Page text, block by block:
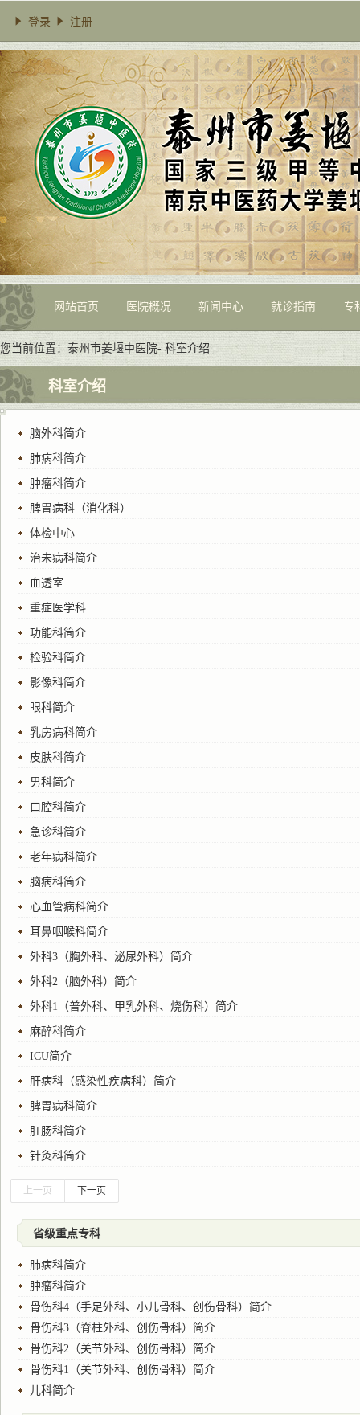
登录 注册
网站首页 医院概况 新闻中心 就诊指南 专
您当前位置： 泰州市姜堰中医院- 科室介绍
科室介绍
脑外科简介
肺病科简介
肿瘤科简介
脾胃病科（消化科）
体检中心
治未病科简介
血透室
重症医学科
功能科简介
检验科简介
影像科简介
眼科简介
乳房病科简介
皮肤科简介
男科简介
口腔科简介
急诊科简介
老年病科简介
脑病科简介
心血管病科简介
耳鼻咽喉科简介
外科3（胸外科、泌尿外科）简介
外科2（脑外科）简介
外科1（普外科、甲乳外科、烧伤科）简介
麻醉科简介
ICU简介
肝病科（感染性疾病科）简介
脾胃病科简介
肛肠科简介
针灸科简介
上一页 下一页
省级重点专科
肺病科简介
肿瘤科简介
骨伤科4（手足外科、小儿骨科、创伤骨科）简介
骨伤科3（脊柱外科、创伤骨科）简介
骨伤科2（关节外科、创伤骨科）简介
骨伤科1（关节外科、创伤骨科）简介
儿科简介